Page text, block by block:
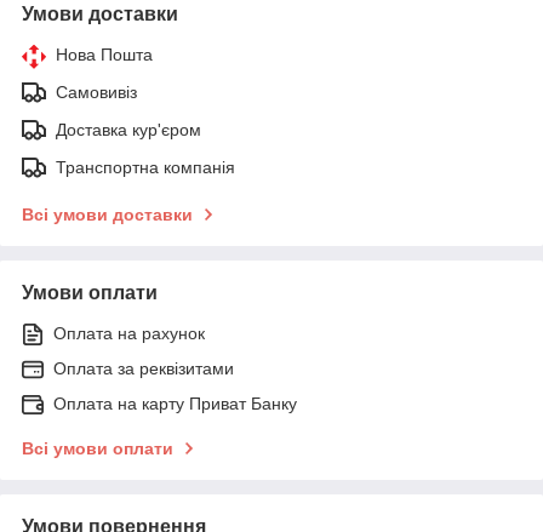
Умови доставки
Нова Пошта
Самовивіз
Доставка кур'єром
Транспортна компанія
Всі умови доставки
Умови оплати
Оплата на рахунок
Оплата за реквізитами
Оплата на карту Приват Банку
Всі умови оплати
Умови повернення